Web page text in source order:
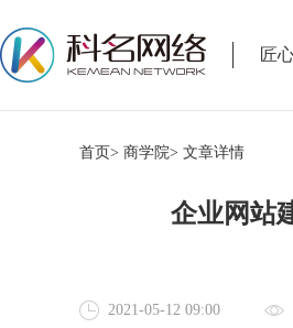
匠
首页> 商学院> 文章详情
企业网站
2021-05-12 09:00